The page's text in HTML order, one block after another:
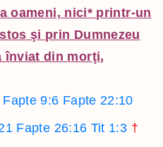
oameni, nici* printr-un
şi prin Dumnezeu
înviat din morţi,
Fapte 9:6 Fapte 22:10
Fapte 26:16 Tit 1:3 †